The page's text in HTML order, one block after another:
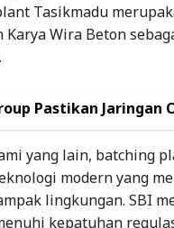
Tasikmadu
Karya Wira Beton
Pastikan Jaringan
yang lain, batching
modern yang
lingkungan. SBI
kepatuhan